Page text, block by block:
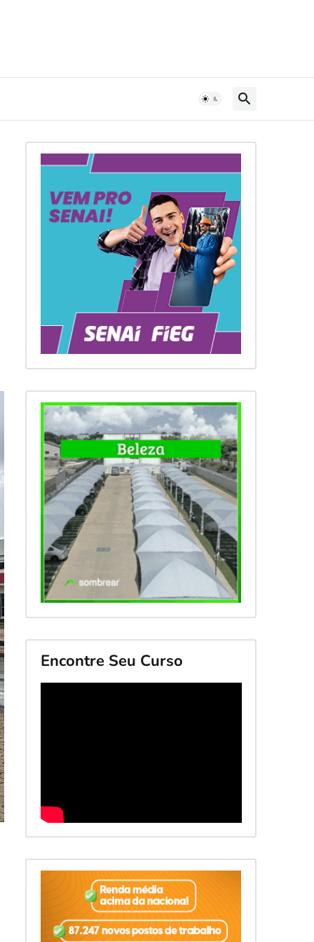
Encontre Seu Curso